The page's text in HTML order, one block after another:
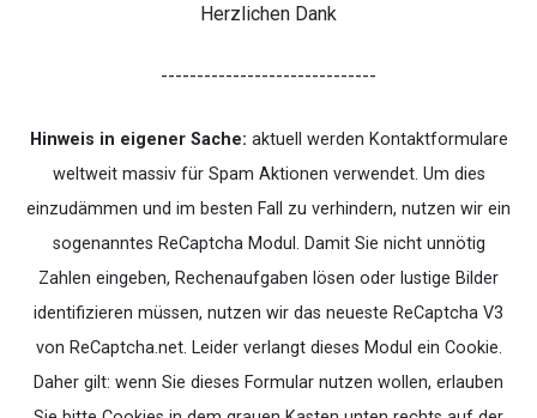
Herzlichen Dank
------------------------------
Hinweis in eigener Sache: aktuell werden Kontaktformulare
weltweit massiv für Spam Aktionen verwendet. Um dies
einzudämmen und im besten Fall zu verhindern, nutzen wir ein
sogenanntes ReCaptcha Modul. Damit Sie nicht unnötig
Zahlen eingeben, Rechenaufgaben lösen oder lustige Bilder
identifizieren müssen, nutzen wir das neueste ReCaptcha V3
von ReCaptcha.net. Leider verlangt dieses Modul ein Cookie.
Daher gilt: wenn Sie dieses Formular nutzen wollen, erlauben